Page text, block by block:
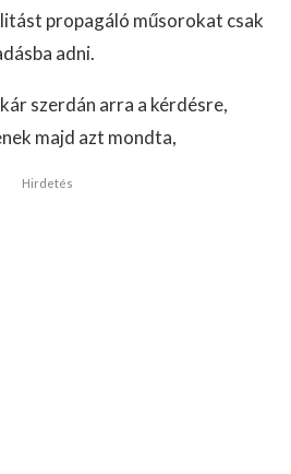
propagáló műsorokat csak
adni.
szerdán arra a kérdésre,
majd azt mondta,
Hirdetés